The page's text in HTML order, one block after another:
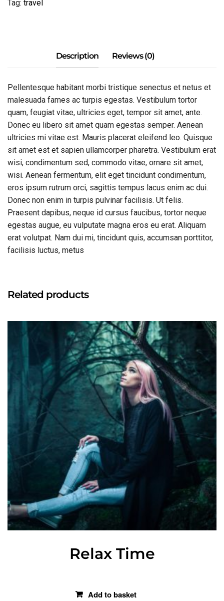
Tag: travel
Pellentesque habitant morbi tristique senectus et netus et
malesuada fames ac turpis egestas. Vestibulum tortor
quam, feugiat vitae, ultricies eget, tempor sit amet, ante.
Donec eu libero sit amet quam egestas semper. Aenean
ultricies mi vitae est. Mauris placerat eleifend leo. Quisque
sit amet est et sapien ullamcorper pharetra. Vestibulum erat
wisi, condimentum sed, commodo vitae, ornare sit amet,
wisi. Aenean fermentum, elit eget tincidunt condimentum,
eros ipsum rutrum orci, sagittis tempus lacus enim ac dui.
Donec non enim in turpis pulvinar facilisis. Ut felis.
Praesent dapibus, neque id cursus faucibus, tortor neque
egestas augue, eu vulputate magna eros eu erat. Aliquam
erat volutpat. Nam dui mi, tincidunt quis, accumsan porttitor,
facilisis luctus, metus
Related products
Relax Time
Add to basket